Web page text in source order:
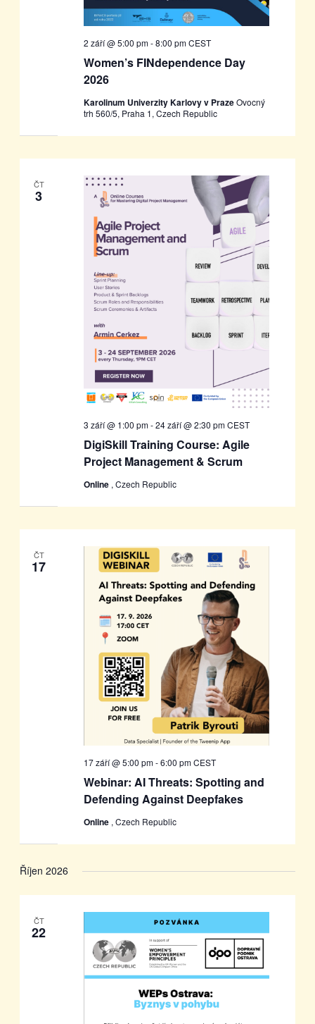
Women’s FINdependence Day
2026
2 září @ 5:00 pm-8:00 pmCEST
Karolinum Univerzity Karlovy v PrazeOvocný
trh 560/5, Praha 1, Czech Republic
ČT
3
DigiSkill Training Course: Agile
Project Management & Scrum
3 září @ 1:00 pm-24 září @ 2:30 pmCEST
Online , Czech Republic
ČT
17
Webinar: AI Threats: Spotting and
Defending Against Deepfakes
17 září @ 5:00 pm-6:00 pmCEST
Online , Czech Republic
Říjen 2026
ČT
22